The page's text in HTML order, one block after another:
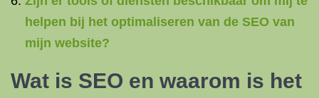
helpen bij het optimaliseren van de SEO van
mijn website?
Wat is SEO en waarom is het